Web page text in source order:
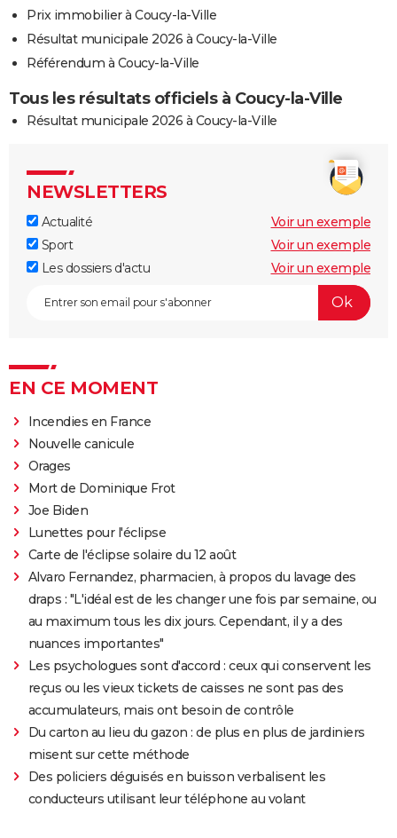
Prix immobilier à Coucy-la-Ville
Résultat municipale 2026 à Coucy-la-Ville
Référendum à Coucy-la-Ville
Tous les résultats officiels à Coucy-la-Ville
Résultat municipale 2026 à Coucy-la-Ville
NEWSLETTERS
Actualité
Voir un exemple
Sport
Voir un exemple
Les dossiers d'actu
Voir un exemple
EN CE MOMENT
Incendies en France
Nouvelle canicule
Orages
Mort de Dominique Frot
Joe Biden
Lunettes pour l'éclipse
Carte de l'éclipse solaire du 12 août
Alvaro Fernandez, pharmacien, à propos du lavage des
draps : "L'idéal est de les changer une fois par semaine, ou
au maximum tous les dix jours. Cependant, il y a des
nuances importantes"
Les psychologues sont d'accord : ceux qui conservent les
reçus ou les vieux tickets de caisses ne sont pas des
accumulateurs, mais ont besoin de contrôle
Du carton au lieu du gazon : de plus en plus de jardiniers
misent sur cette méthode
Des policiers déguisés en buisson verbalisent les
conducteurs utilisant leur téléphone au volant